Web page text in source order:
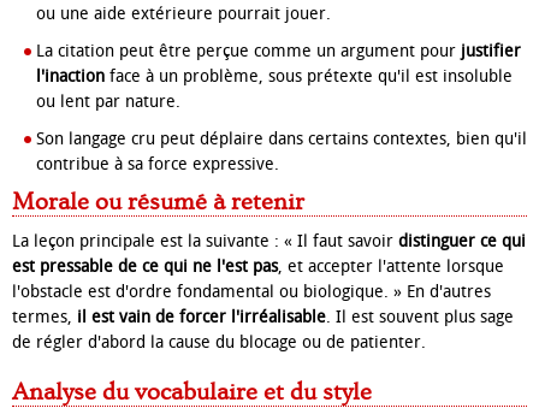
ou une aide extérieure pourrait jouer.
La citation peut être perçue comme un argument pour justifier
l'inaction face à un problème, sous prétexte qu'il est insoluble
ou lent par nature.
Son langage cru peut déplaire dans certains contextes, bien qu'il
contribue à sa force expressive.
Morale ou résumé à retenir
La leçon principale est la suivante : « Il faut savoir distinguer ce qui
est pressable de ce qui ne l'est pas, et accepter l'attente lorsque
l'obstacle est d'ordre fondamental ou biologique. » En d'autres
termes, il est vain de forcer l'irréalisable. Il est souvent plus sage
de régler d'abord la cause du blocage ou de patienter.
Analyse du vocabulaire et du style